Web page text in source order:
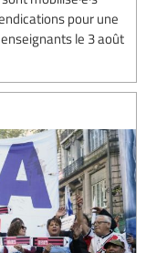
pour une
le 3 août